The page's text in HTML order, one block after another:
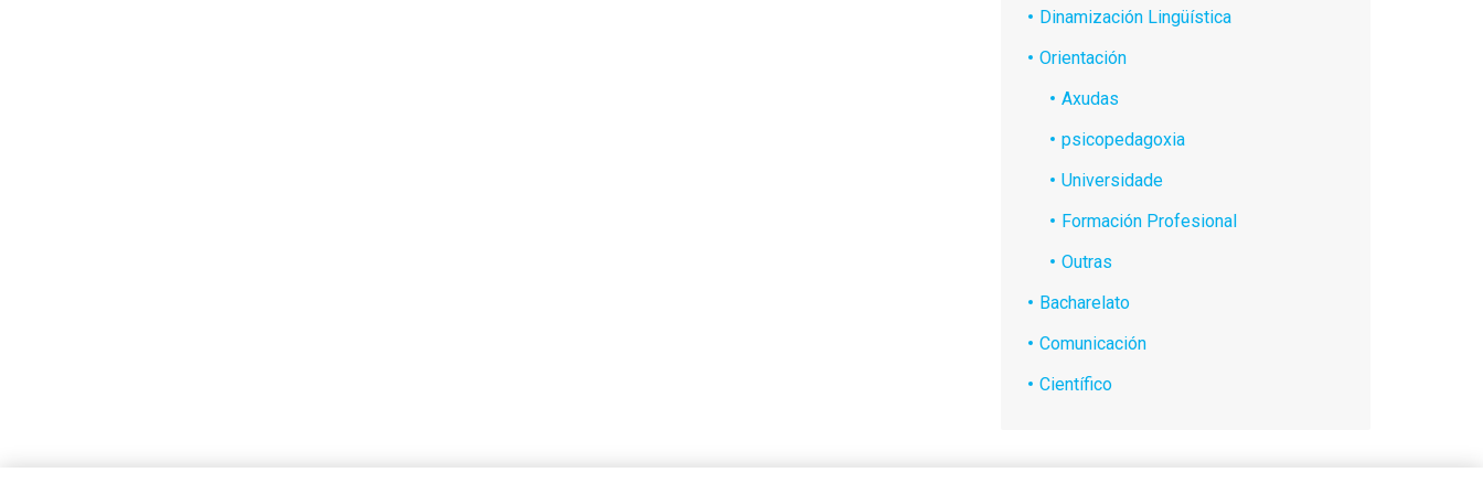
Dinamización Lingüística
Orientación
Axudas
psicopedagoxia
Universidade
Formación Profesional
Outras
Bacharelato
Comunicación
Científico